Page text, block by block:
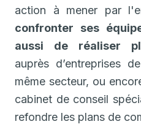
action à mener par
confronter ses
aussi de réaliser
auprès d’entreprises
même secteur, ou
cabinet de conseil
refondre les plans de